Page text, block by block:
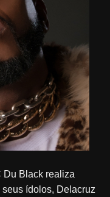
ídolos, Delacruz